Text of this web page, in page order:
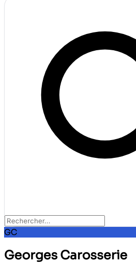
GC
Georges Carosserie